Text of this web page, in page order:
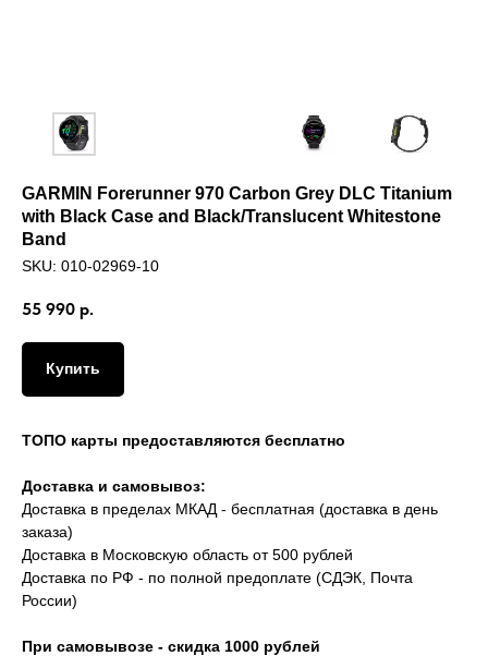
GARMIN Forerunner 970 Carbon Grey DLC Titanium
with Black Case and Black/Translucent Whitestone
Band
SKU: 010-02969-10
55 990 р.
Купить
ТОПО карты предоставляются бесплатно
Доставка и самовывоз:
Доставка в пределах МКАД - бесплатная (доставка в день
заказа)
Доставка в Московскую область от 500 рублей
Доставка по РФ - по полной предоплате (СДЭК, Почта
России)
При самовывозе - скидка 1000 рублей